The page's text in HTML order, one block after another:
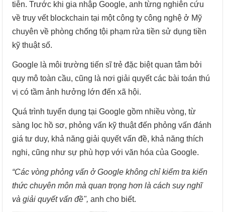
tiễn. Trước khi gia nhập Google, anh từng nghiên cứu
về truy vết blockchain tại một công ty công nghệ ở Mỹ
chuyên về phòng chống tội phạm rửa tiền sử dụng tiền
kỹ thuật số.
Google là môi trường tiến sĩ trẻ đặc biệt quan tâm bởi
quy mô toàn cầu, cũng là nơi giải quyết các bài toán thú
vị có tầm ảnh hưởng lớn đến xã hội.
Quá trình tuyển dụng tại Google gồm nhiều vòng, từ
sàng lọc hồ sơ, phỏng vấn kỹ thuật đến phỏng vấn đánh
giá tư duy, khả năng giải quyết vấn đề, khả năng thích
nghi, cũng như sự phù hợp với văn hóa của Google.
“Các vòng phỏng vấn ở Google không chỉ kiểm tra kiến
thức chuyên môn mà quan trọng hơn là cách suy nghĩ
và giải quyết vấn đề", anh cho biết.